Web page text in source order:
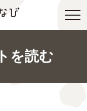
を読む